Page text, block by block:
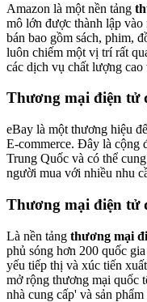
Amazon là một nền tảng
mô lớn được thành lập vào
bán bao gồm sách, phim,
luôn chiếm một vị trí rất
các dịch vụ chất lượng
Thương mại điện tử
eBay là một thương hiệu
E-commerce. Đây là cộng
Trung Quốc và có thể
người mua với nhiều nhu
Thương mại điện tử
Là nền tảng thương mại
phủ sóng hơn 200 quốc
yếu tiếp thị và xúc tiến
mở rộng thương mại quốc
nhà cung cấp' và sản